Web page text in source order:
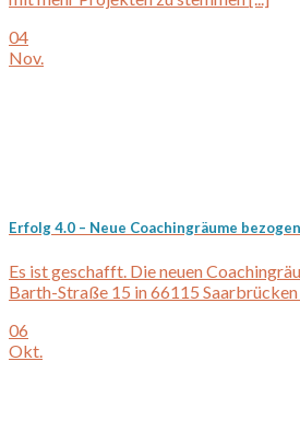
04
Nov.
Erfolg 4.0 – Neue Coachingräume bezogen
Es ist geschafft. Die neuen
Barth-Straße 15 in 66115 Saarbrücken
06
Okt.